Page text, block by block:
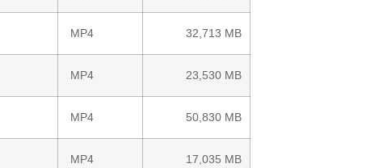
MP4 32,713 MB
MP4 23,530 MB
MP4 50,830 MB
MP4 17,035 MB